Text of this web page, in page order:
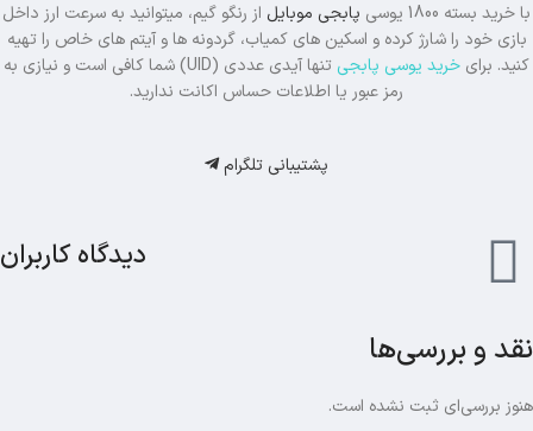
با خرید بسته 1800 یوسی پابجی موبایل از رنگو گیم، میتوانید به سرعت ارز داخل
بازی خود را شارژ کرده و اسکین های کمیاب، گردونه ها و آیتم های خاص را تهیه
کنید. برای خرید یوسی پابجی
تنها آیدی عددی (UID) شما کافی است و نیازی به
رمز عبور یا اطلاعات حساس اکانت ندارید.
پشتیبانی تلگرام
دیدگاه کاربران
نقد و بررسی‌ها
هنوز بررسی‌ای ثبت نشده است.